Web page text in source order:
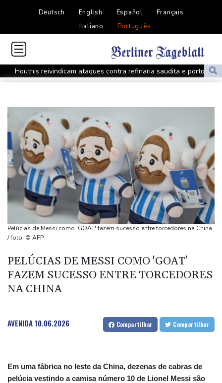
Deutsch English Español
Français
Italiano
Português
Houthis reivindicam ataques contra refinaria saudita e porto no
Iêmen
Câncer de Joe Biden se espalhou, anuncia filho
MP do Equador acusa sete supostos idealizadores do
assassinato de Villavicencio
Fifa contra-ataca e denuncia 'um esforço orquestrado para minar
seu presidente'
Turistas da Colômbia morrem em acidente de helicóptero no Rio
de Janeiro
Atentados marcam primeiro dia do novo governo na Colômbia
Swiatek vence Kostyuk de virada e avança às quartas de final
WTA 1000 de Toronto
Turistas da Colômbia morrem em acidente de helicóptero no Rio
(imprensa)
Espanha inicia controle na fronteira com Itália após crise
migratória
Pelúcias de Messi como 'GOAT' fazem sucesso entre torcedores na China
/ foto: © AFP
PELÚCIAS DE MESSI COMO 'GOAT'
FAZEM SUCESSO ENTRE TORCEDORES
NA CHINA
AVENIDA10.06.2026 Compartilhar Compartilhar
Em uma fábrica no leste da China, dezenas de cabras de
pelúcia vestindo a camisa número 10 de Lionel Messi são